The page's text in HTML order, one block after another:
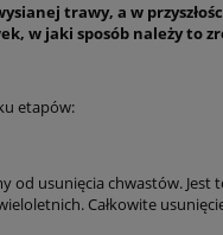
trawy, a w
w jaki sposób należy to
etapów:
usunięcia chwastów. Jest
Całkowite